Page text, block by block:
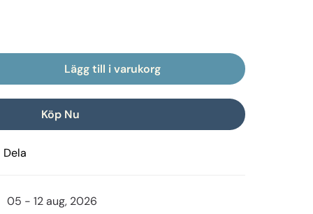
Lägg till i varukorg
Köp Nu
Dela
05 - 12 aug, 2026